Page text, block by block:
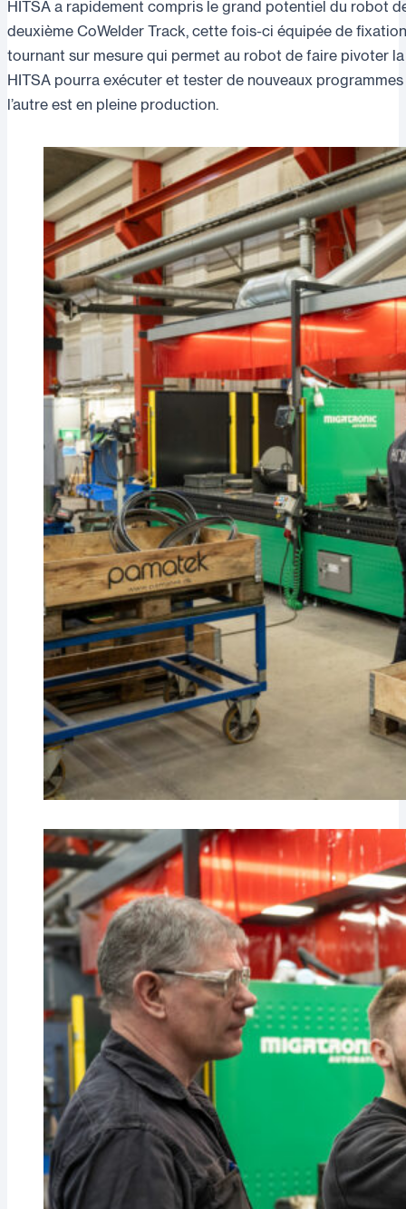
HITSA a rapidement compris le grand potentiel du robot
deuxième CoWelder Track, cette fois-ci équipée de
tournant sur mesure qui permet au robot de faire pivoter
HITSA pourra exécuter et tester de nouveaux
l’autre est en pleine production.